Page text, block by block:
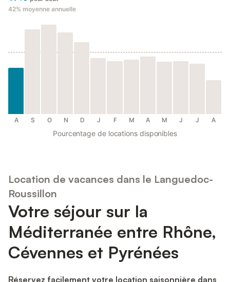
42% moyenne annuelle
A S O N D J F M A M J J A
Pourcentage de locations disponibles
Location de vacances dans le Languedoc-
Roussillon
Votre séjour sur la
Méditerranée entre Rhône,
Cévennes et Pyrénées
Réservez facilement votre location saisonnière dans